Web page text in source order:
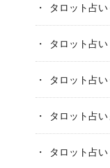
タロット占
タロット占
タロット占い
タロット占い
タロット占